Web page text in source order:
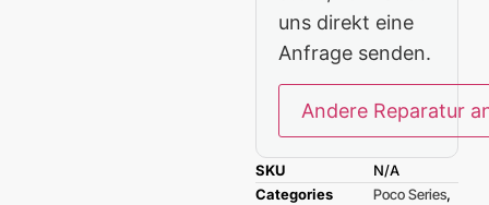
uns direkt eine
Anfrage senden.
Andere Reparatur
SKU
N/A
Categories
Poco Series,